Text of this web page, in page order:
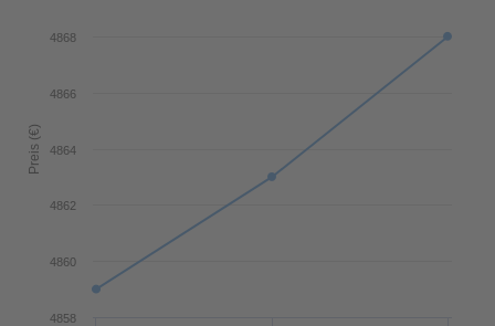
Preis (€)
4858
4860
4862
4864
4866
4868